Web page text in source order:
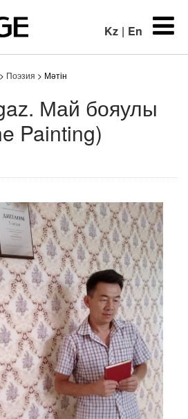
Kz | En
> Поэзия > Мәтін
Май бояулы
Painting)